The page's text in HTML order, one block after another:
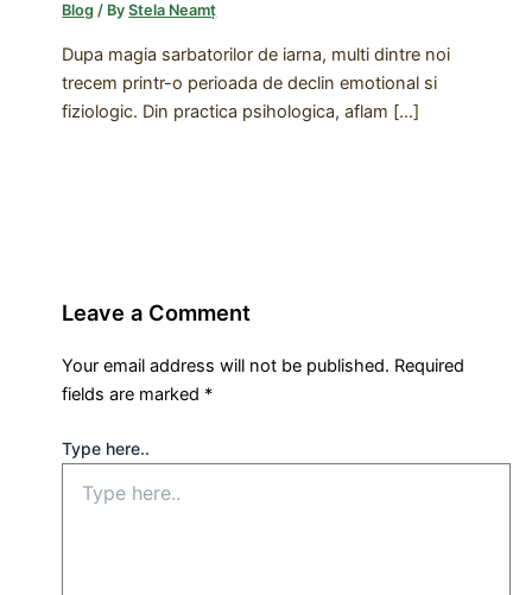
Blog / ByStela Neamț
Dupa magia sarbatorilor de iarna, multi dintre noi
trecem printr-o perioada de declin emotional si
fiziologic. Din practica psihologica, aflam […]
Leave a Comment
Your email address will not be published. Required
fields are marked *
Type here..